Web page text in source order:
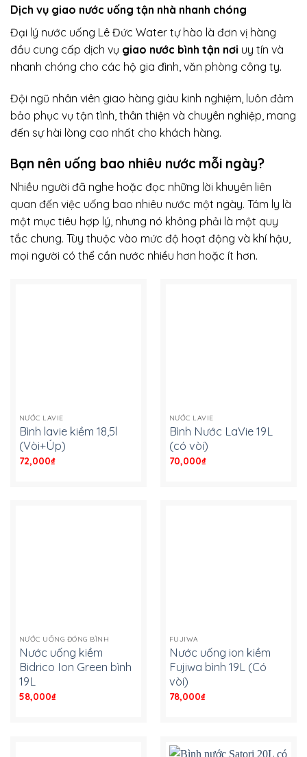
Dịch vụ giao nước uống tận nhà nhanh chóng
Đại lý nước uống Lê Đức Water tự hào là đơn vị hàng
đầu cung cấp dịch vụ giao nước bình tận nơi uy tín và
nhanh chóng cho các hộ gia đình, văn phòng công ty.
Đội ngũ nhân viên giao hàng giàu kinh nghiệm, luôn đảm
bảo phục vụ tận tình, thân thiện và chuyên nghiệp, mang
đến sự hài lòng cao nhất cho khách hàng.
Bạn nên uống bao nhiêu nước mỗi ngày?
Nhiều người đã nghe hoặc đọc những lời khuyên liên
quan đến việc uống bao nhiêu nước một ngày. Tám ly là
một mục tiêu hợp lý, nhưng nó không phải là một quy
tắc chung. Tùy thuộc vào mức độ hoạt động và khí hậu,
mọi người có thể cần nước nhiều hơn hoặc ít hơn.
NƯỚC LAVIE
Bình lavie kiềm 18,5l
(Vòi+Úp)
72,000₫-
NƯỚC LAVIE
Bình Nước LaVie 19L
(có vòi)
70,000₫-
NƯỚC UỐNG ĐÓNG BÌNH
Nước uống kiềm
Bidrico Ion Green bình
19L
58,000₫-
FUJIWA
Nước uống ion kiềm
Fujiwa bình 19L (Có
vòi)
78,000₫-